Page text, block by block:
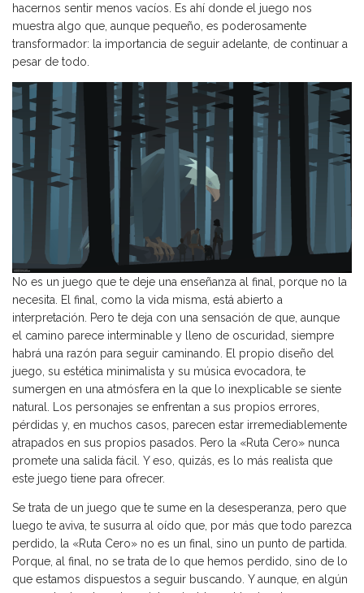
hacernos sentir menos vacíos. Es ahí donde el juego nos
muestra algo que, aunque pequeño, es poderosamente
transformador: la importancia de seguir adelante, de continuar a
pesar de todo.
No es un juego que te deje una enseñanza al final, porque no la
necesita. El final, como la vida misma, está abierto a
interpretación. Pero te deja con una sensación de que, aunque
el camino parece interminable y lleno de oscuridad, siempre
habrá una razón para seguir caminando. El propio diseño del
juego, su estética minimalista y su música evocadora, te
sumergen en una atmósfera en la que lo inexplicable se siente
natural. Los personajes se enfrentan a sus propios errores,
pérdidas y, en muchos casos, parecen estar irremediablemente
atrapados en sus propios pasados. Pero la «Ruta Cero» nunca
promete una salida fácil. Y eso, quizás, es lo más realista que
este juego tiene para ofrecer.
Se trata de un juego que te sume en la desesperanza, pero que
luego te aviva, te susurra al oído que, por más que todo parezca
perdido, la «Ruta Cero» no es un final, sino un punto de partida.
Porque, al final, no se trata de lo que hemos perdido, sino de lo
que estamos dispuestos a seguir buscando. Y aunque, en algún